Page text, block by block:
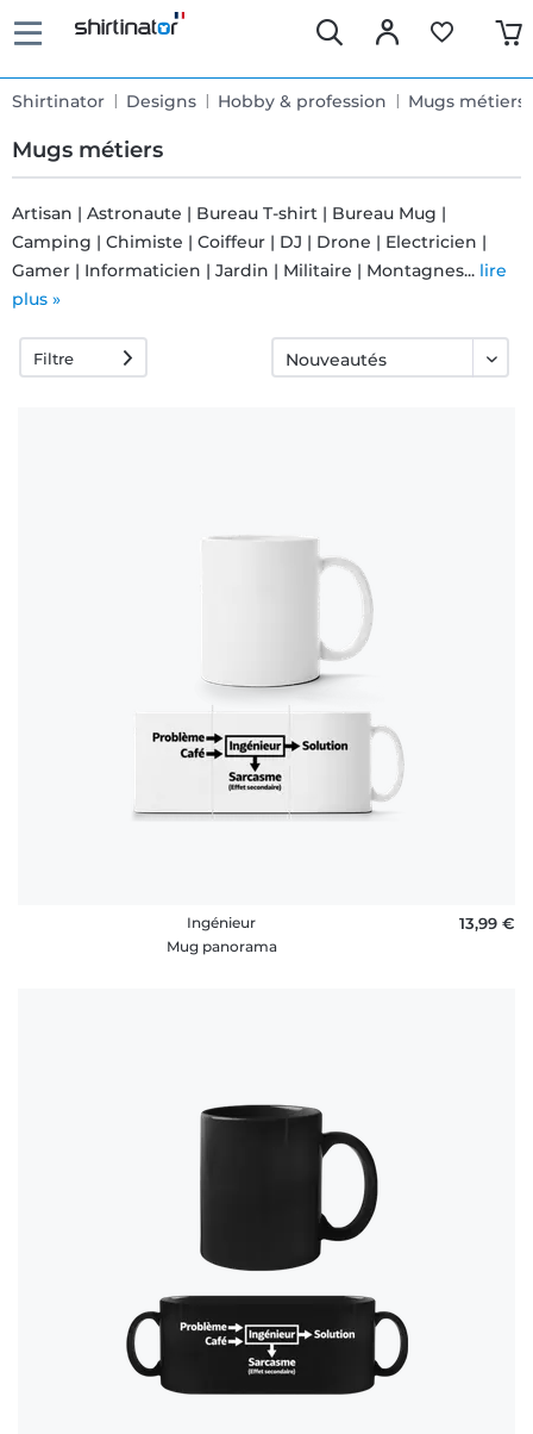
Shirtinator Designs Hobby & profession Mugs métiers
Mugs métiers
Livraison
Échange
Artisan | Astronaute | Bureau T-shirt | Bureau Mug |
Camping | Chimiste | Coiffeur | DJ | Drone | Electricien |
Gamer | Informaticien | Jardin | Militaire | Montagnes... lire
plus »
Filtre
Ingénieur
Mug panorama
13,99 €